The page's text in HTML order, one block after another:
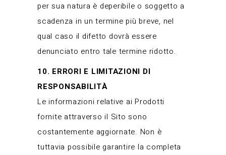
per sua natura è deperibile o soggetto a
scadenza in un termine più breve, nel
qual caso il difetto dovrà essere
denunciato entro tale termine ridotto.
10. ERRORI E LIMITAZIONI DI
RESPONSABILITÀ
Le informazioni relative ai Prodotti
fornite attraverso il Sito sono
costantemente aggiornate. Non è
tuttavia possibile garantire la completa